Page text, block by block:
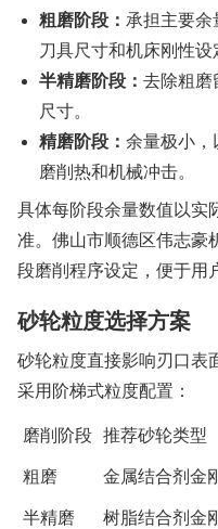
粗磨阶段： 承担主要
刀具尺寸和机床刚性设
半精磨阶段： 去除粗磨
尺寸。
精磨阶段： 余量极小，
磨削热和机械冲击。
具体每阶段余量数值以实
准。佛山市顺德区伟志豪
段磨削程序设定，便于用
砂轮粒度选择方案
砂轮粒度直接影响刃口表
采用阶梯式粒度配置：
磨削阶段 推荐砂轮类型
粗磨 金属结合剂金
半精磨 树脂结合剂金